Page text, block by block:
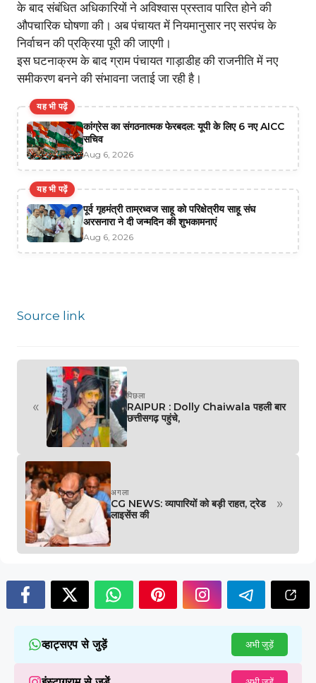
के बाद संबंधित अधिकारियों ने अविश्वास प्रस्ताव पारित होने की
औपचारिक घोषणा की। अब पंचायत में नियमानुसार नए सरपंच के
निर्वाचन की प्रक्रिया पूरी की जाएगी।
इस घटनाक्रम के बाद ग्राम पंचायत गाड़ाडीह की राजनीति में नए
समीकरण बनने की संभावना जताई जा रही है।
यह भी पढ़ें
कांग्रेस का संगठनात्मक फेरबदल: यूपी के लिए 6 नए AICC
सचिव
Aug 6, 2026
यह भी पढ़ें
पूर्व गृहमंत्री ताम्रध्वज साहू को परिक्षेत्रीय साहू संघ
अरसनारा ने दी जन्मदिन की शुभकामनाएं
Aug 6, 2026
Source link
«
पिछला
RAIPUR : Dolly Chaiwala पहली बार
छत्तीसगढ़ पहुंचे,
अगला
CG NEWS: व्यापारियों को बड़ी राहत, ट्रेड
लाइसेंस की
»
व्हाट्सएप से जुड़ें अभी जुड़ें